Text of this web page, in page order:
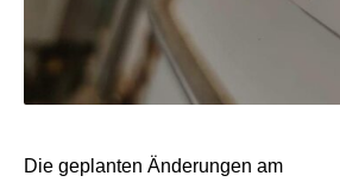
Die geplanten Änderungen am